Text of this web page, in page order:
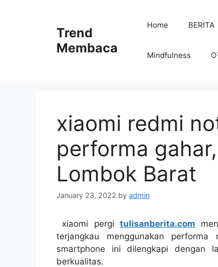
Trend
Membaca
Home BERITA
Mindfulness
xiaomi redmi
performa
Lombok Barat
January 23, 2022 by admin
xiaomi pergi tulisanberita.com
terjangkau menggunakan
smartphone ini dilengkapi dengan
berkualitas.